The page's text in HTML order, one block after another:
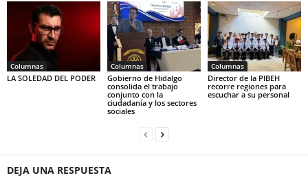
Columnas
LA SOLEDAD DEL PODER
Columnas
Gobierno de Hidalgo
consolida el trabajo
conjunto con la
ciudadanía y los sectores
sociales
Columnas
Director de la PIBEH
recorre regiones para
escuchar a su personal
DEJA UNA RESPUESTA